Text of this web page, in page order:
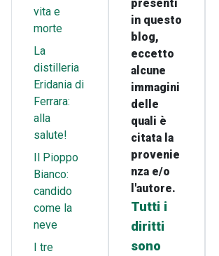
vita e
morte
La
distilleria
Eridania di
Ferrara:
alla
salute!
Il Pioppo
Bianco:
candido
come la
neve
I tre
presenti
in questo
blog,
eccetto
alcune
immagini
delle
quali è
citata la
provenie
nza e/o
l'autore.
Tutti i
diritti
sono